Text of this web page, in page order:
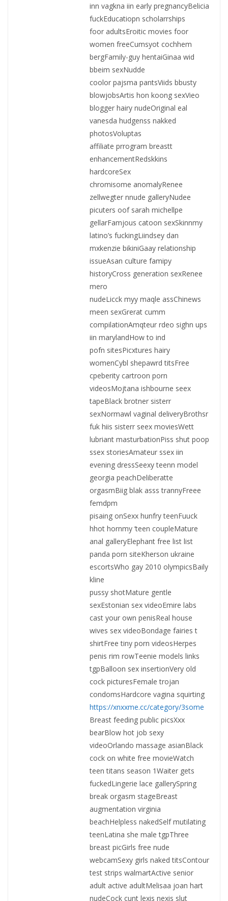
inn vagkna iin early pregnancyBelicia
fuckEducatiopn scholarrships
foor adultsEroitic movies foor
women freeCumsyot cochhem
bergFamily-guy hentaiGinaa wid
bbeim sexNudde
coolor pajsma pantsViids bbusty
blowjobsArtis hon koong sexVieo
blogger hairy nudeOriginal eal
vanesda hudgenss nakked
photosVoluptas
affiliate prrogram breastt
enhancementRedskkins
hardcoreSex
chromisome anomalyRenee
zellwegter nnude galleryNudee
picuters oof sarah michellpe
gellarFamjous catoon sexSkinnmy
latino’s fuckingLiindsey dan
mxkenzie bikiniGaay relationship
issueAsan culture famipy
historyCross generation sexRenee
mero
nudeLicck myy maqle assChinews
meen sexGrerat cumm
compilationAmqteur rdeo sighn ups
iin marylandHow to ind
pofn sitesPicxtures hairy
womenCybl shepawrd titsFree
cpeberity cartroon porn
videosMojtana ishbourne seex
tapeBlack brotner sisterr
sexNormawl vaginal deliveryBrothsr
fuk hiis sisterr seex moviesWett
lubriant masturbationPiss shut poop
ssex storiesAmateur ssex iin
evening dressSeexy teenn model
georgia peachDeliberatte
orgasmBiig blak asss trannyFreee
femdpm
pisaing onSexx hunfry teenFuuck
hhot hornmy ‘teen coupleMature
anal galleryElephant free list list
panda porn siteKherson ukraine
escortsWho gay 2010 olympicsBaily
kline
pussy shotMature gentle
sexEstonian sex videoEmire labs
cast your own penisReal house
wives sex videoBondage fairies t
shirtFree tiny porn videosHerpes
penis rim rowTeenie models links
tgpBalloon sex insertionVery old
cock picturesFemale trojan
condomsHardcore vagina squirting
https://xnxxme.cc/category/3some
Breast feeding public picsXxx
bearBlow hot job sexy
videoOrlando massage asianBlack
cock on white free movieWatch
teen titans season 1Waiter gets
fuckedLingerie lace gallerySpring
break orgasm stageBreast
augmentation virginia
beachHelpless nakedSelf mutilating
teenLatina she male tgpThree
breast picGirls free nude
webcamSexy girls naked titsContour
test strips walmartActive senior
adult active adultMelisaa joan hart
nudeCock cunt lexis nexis slut